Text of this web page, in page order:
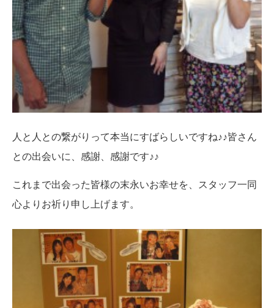
人と人との繋がりって本当にすばらしいですね♪♪皆さん
との出会いに、感謝、感謝です♪♪
これまで出会った皆様の末永いお幸せを、スタッフ一同
心よりお祈り申し上げます。